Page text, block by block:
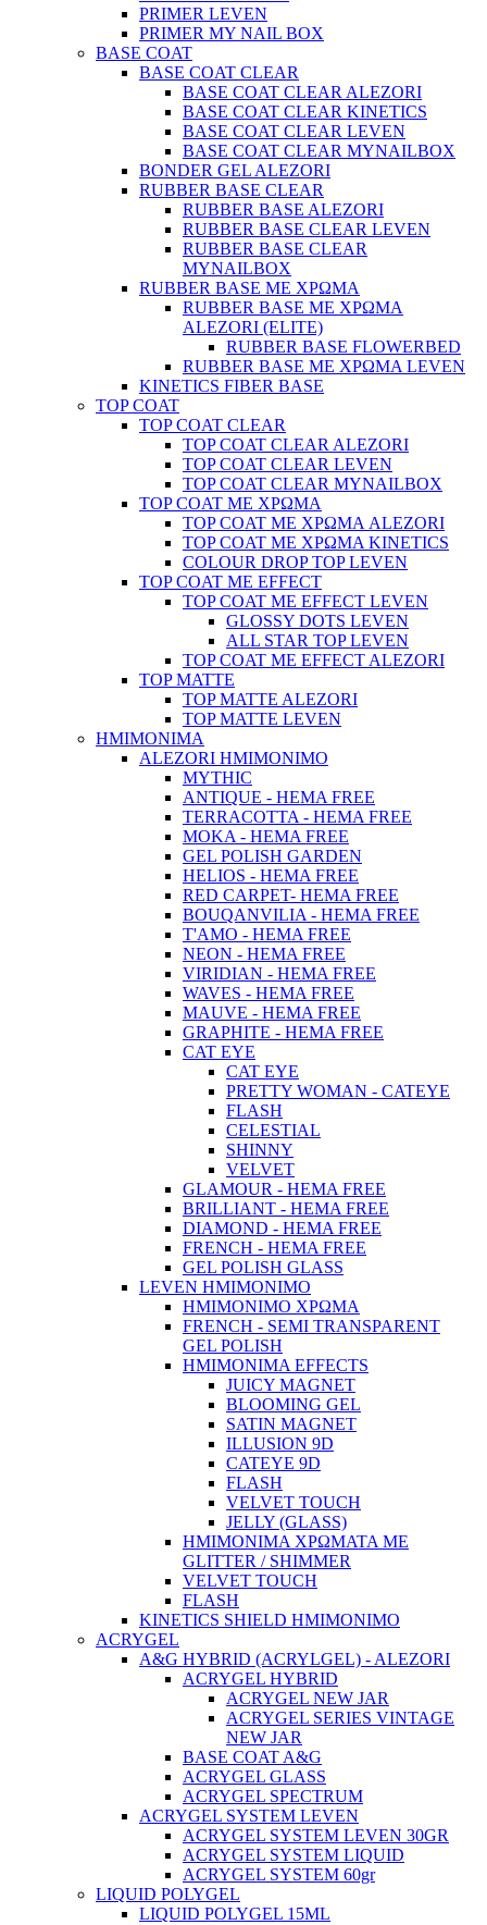
PRIMER LEVEN
PRIMER MY NAIL BOX
BASE COAT
BASE COAT CLEAR
BASE COAT CLEAR ALEZORI
BASE COAT CLEAR KINETICS
BASE COAT CLEAR LEVEN
BASE COAT CLEAR MYNAILBOX
BONDER GEL ALEZORI
RUBBER BASE CLEAR
RUBBER BASE ALEZORI
RUBBER BASE CLEAR LEVEN
RUBBER BASE CLEAR
MYNAILBOX
RUBBER BASE ΜΕ ΧΡΩΜΑ
RUBBER BASE ΜΕ ΧΡΩΜΑ
ALEZORI (ELITE)
RUBBER BASE FLOWERBED
RUBBER BASE ΜΕ ΧΡΩΜΑ LEVEN
KINETICS FIBER BASE
TOP COAT
TOP COAT CLEAR
TOP COAT CLEAR ALEZORI
TOP COAT CLEAR LEVEN
TOP COAT CLEAR MYNAILBOX
TOP COAT ΜΕ ΧΡΩΜΑ
TOP COAT ΜΕ ΧΡΩΜΑ ALEZORI
TOP COAT ΜΕ ΧΡΩΜΑ KINETICS
COLOUR DROP TOP LEVEN
TOP COAT ΜΕ EFFECT
TOP COAT ME EFFECT LEVEN
GLOSSY DOTS LEVEN
ALL STAR TOP LEVEN
TOP COAT ME EFFECT ALEZORI
TOP MATTE
TOP MATTE ALEZORI
TOP MATTE LEVEN
ΗΜΙΜΟΝΙΜΑ
ALEZORI ΗΜΙΜΟΝΙΜΟ
MYTHIC
ANTIQUE - HEMA FREE
TERRACOTTA - HEMA FREE
MOKA - HEMA FREE
GEL POLISH GARDEN
HELIOS - HEMA FREE
RED CARPET- HEMA FREE
BOUQANVILIA - HEMA FREE
T'AMO - HEMA FREE
NEON - HEMA FREE
VIRIDIAN - HEMA FREE
WAVES - HEMA FREE
MAUVE - HEMA FREE
GRAPHITE - HEMA FREE
CAT EYE
CAT EYE
PRETTY WOMAN - CATEYE
FLASH
CELESTIAL
SHINNY
VELVET
GLAMOUR - HEMA FREE
BRILLIANT - HEMA FREE
DIAMOND - HEMA FREE
FRENCH - HEMA FREE
GEL POLISH GLASS
LEVEN ΗΜΙΜΟΝΙΜΟ
ΗΜΙΜΟΝΙΜΟ ΧΡΩΜΑ
FRENCH - SEMI TRANSPARENT
GEL POLISH
HMIMONIMA EFFECTS
JUICY MAGNET
BLOOMING GEL
SATIN MAGNET
ILLUSION 9D
CATEYE 9D
FLASH
VELVET TOUCH
JELLY (GLASS)
ΗΜΙΜΟΝΙΜA ΧΡΩΜΑΤΑ ΜΕ
GLITTER / SHIMMER
VELVET TOUCH
FLASH
KINETICS SHIELD ΗΜΙΜΟΝΙΜΟ
ACRYGEL
A&G HYBRID (ACRYLGEL) - ALEZORI
ACRYGEL HYBRID
ACRYGEL NEW JAR
ACRYGEL SERIES VINTAGE
NEW JAR
BASE COAT A&G
ACRYGEL GLASS
ACRYGEL SPECTRUM
ACRYGEL SYSTEM LEVEN
ACRYGEL SYSTEM LEVEN 30GR
ACRYGEL SYSTEM LIQUID
ACRYGEL SYSTEM 60gr
LIQUID POLYGEL
LIQUID POLYGEL 15ML